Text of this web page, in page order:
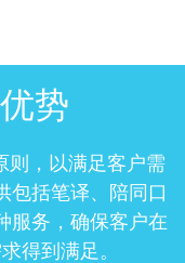
势
则，以满足客户需
包括笔译、陪同口
服务，确保客户在
得到满足。